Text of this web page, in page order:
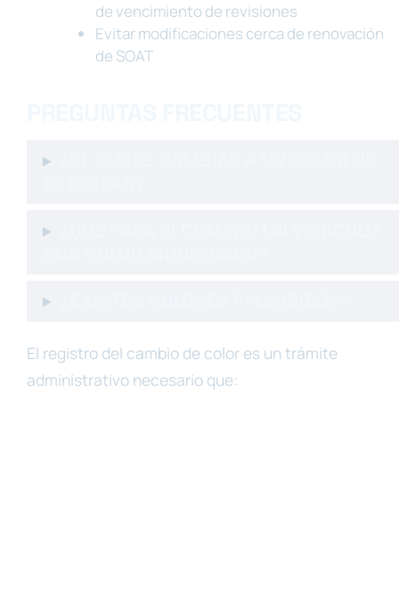
de vencimiento de revisiones
Evitar modificaciones cerca de renovación
de SOAT
El registro del cambio de color es un trámite
administrativo necesario que: